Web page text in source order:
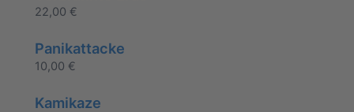
22,00 €
Panikattacke
10,00 €
Kamikaze